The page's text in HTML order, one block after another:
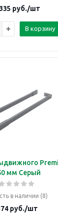
руб./шт
В корзину
мм Серый
в наличии (8)
руб./шт